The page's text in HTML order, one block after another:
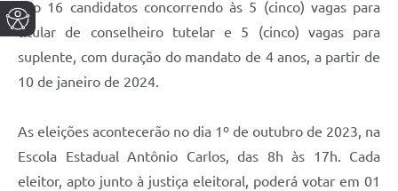
São 16 candidatos concorrendo às 5 (cinco) vagas para
titular de conselheiro tutelar e 5 (cinco) vagas para
suplente, com duração do mandato de 4 anos, a partir de
10 de janeiro de 2024.
As eleições acontecerão no dia 1º de outubro de 2023, na
Escola Estadual Antônio Carlos, das 8h às 17h. Cada
eleitor, apto junto à justiça eleitoral, poderá votar em 01